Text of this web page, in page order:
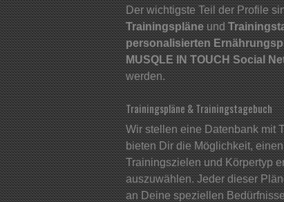
Der wichtigste Teil der Profile
Trainingspläneund
personalisierten
MUSQLE IN TOUCH Social
werden.
Trainingspläne & Trainingstagebuch
Wir stellen eine Datenbank mit
bieten Dir die Möglichkeit,
Trainingszielen und Körpertyp
auszuwählen. Jeder dieser
an Deine speziellen